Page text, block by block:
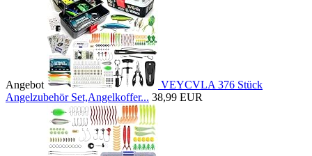
Angebot
VEYCVLA 376 Stück
Angelzubehör Set,Angelkoffer... 38,99 EUR